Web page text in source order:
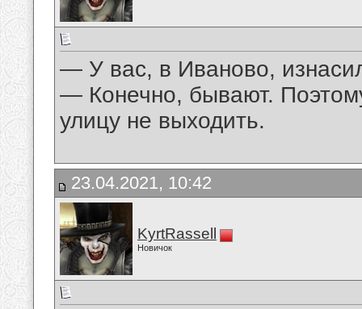
— У вас, в Иваново,
— Конечно, бывают.
улицу не выходить.
23.04.2021, 10:42
KyrtRassell
Новичок